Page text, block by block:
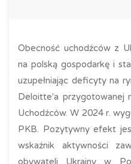
Obecność uchodźców z
na polską gospodarkę i
uzupełniając deficyty na
Deloitte'a przygotowanej
Uchodźców. W 2024 r.
PKB. Pozytywny efekt
wskaźnik aktywności
obywateli Ukrainy w